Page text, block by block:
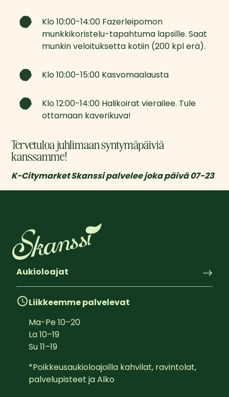
Klo 10:00-14:00 Fazerleipomon
munkkikoristelu-tapahtuma lapsille. Saat
munkin veloituksetta kotiin (200 kpl erä).
Klo 10:00-15:00 Kasvomaalausta
Klo 12:00-14:00 Halikoirat vierailee. Tule
ottamaan kaverikuva!
Tervetuloa juhlimaan syntymäpäiviä
kanssamme!
K-Citymarket Skanssi palvelee joka päivä 07-23
Aukioloajat
Liikkeemme palvelevat
Ma-Pe10–20
La10–19
Su11–19
*Poikkeusaukioloajoilla kahvilat, ravintolat,
palvelupisteet ja Alko